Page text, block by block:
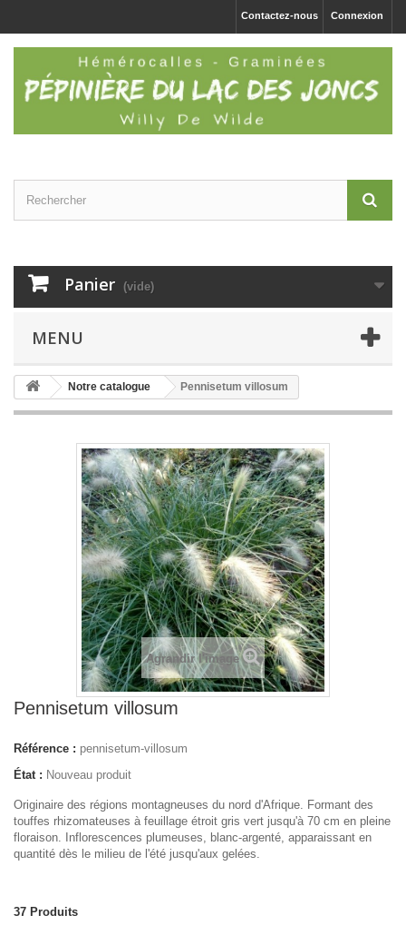
Connexion
Contactez-nous
Panier (vide)
MENU
Notre catalogue Pennisetum villosum
Agrandir l'image
Pennisetum villosum
Référence : pennisetum-villosum
État : Nouveau produit
Originaire des régions montagneuses du nord d'Afrique. Formant des
touffes rhizomateuses à feuillage étroit gris vert jusqu'à 70 cm en pleine
floraison. Inflorescences plumeuses, blanc-argenté, apparaissant en
quantité dès le milieu de l'été jusqu'aux gelées.
37 Produits